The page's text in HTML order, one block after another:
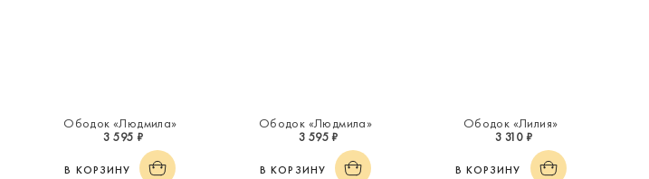
Ободок «Людмила»
3 595 ₽
В КОРЗИНУ
Ободок «Людмила»
3 595 ₽
В КОРЗИНУ
Ободок «Лилия»
3 310 ₽
В КОРЗИНУ